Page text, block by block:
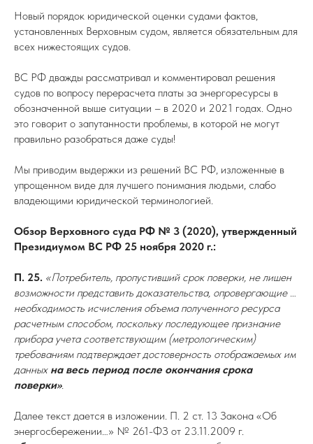
Новый порядок юридической оценки судами фактов,
установленных Верховным судом, является обязательным для
всех нижестоящих судов.
ВС РФ дважды рассматривал и комментировал решения
судов по вопросу перерасчета платы за энергоресурсы в
обозначенной выше ситуации – в 2020 и 2021 годах. Одно
это говорит о запутанности проблемы, в которой не могут
правильно разобраться даже суды!
Мы приводим выдержки из решений ВС РФ, изложенные в
упрощенном виде для лучшего понимания людьми, слабо
владеющими юридической терминологией.
Обзор Верховного суда РФ № 3 (2020), утвержденный
Президиумом ВС РФ 25 ноября 2020 г.:
П. 25. «Потребитель, пропустивший срок поверки, не лишен
возможности представить доказательства, опровергающие …
необходимость исчисления объема полученного ресурса
расчетным способом, поскольку последующее признание
прибора учета соответствующим (метрологическим)
требованиям подтверждает достоверность отображаемых им
данных на весь период после окончания срока
поверки».
Далее текст дается в изложении. П. 2 ст. 13 Закона «Об
энергосбережении…» № 261-ФЗ от 23.11.2009 г.